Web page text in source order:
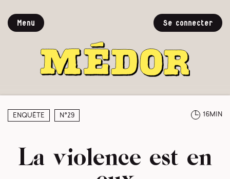
Menu Se connecter
Enquête N°29 16min
La violence est en